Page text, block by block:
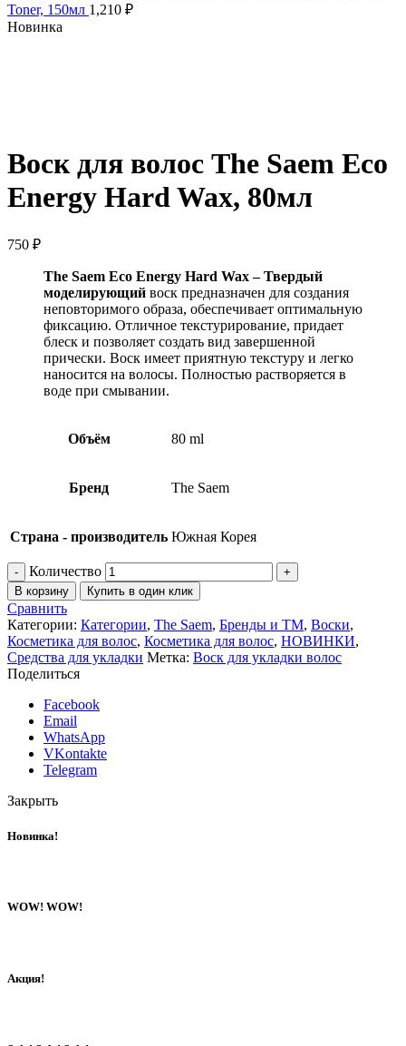
Toner, 150мл 1,210 ₽
Новинка
Воск для волос The Saem Eco
Energy Hard Wax, 80мл
750 ₽
The Saem Eco Energy Hard Wax – Твердый
моделирующий воск предназначен для создания
неповторимого образа, обеспечивает оптимальную
фиксацию. Отличное текстурирование, придает
блеск и позволяет создать вид завершенной
прически. Воск имеет приятную текстуру и легко
наносится на волосы. Полностью растворяется в
воде при смывании.
Объём 80 ml
Бренд The Saem
Страна - производитель Южная Корея
Количество
В корзину Купить в один клик
Сравнить
Категории: Категории, The Saem, Бренды и ТМ, Воски,
Косметика для волос, Косметика для волос, НОВИНКИ,
Средства для укладки Метка: Воск для укладки волос
Поделиться
Facebook
Email
WhatsApp
VKontakte
Telegram
Закрыть
Новинка!
WOW! WOW!
Акция!